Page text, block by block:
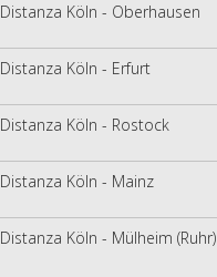
Distanza Köln - Oberhausen
Distanza Köln - Erfurt
Distanza Köln - Rostock
Distanza Köln - Mainz
Distanza Köln - Mülheim (Ruhr)